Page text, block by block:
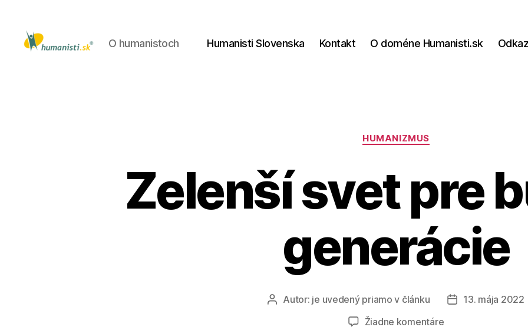
O humanistoch Humanisti Slovenska Kontakt O doméne Humanisti.sk
Kategórie
HUMANIZMUS
Zelenší svet pre
generácie
AutorAutor: je uvedený priamo v článku
Dátum
13. mája 2022
Žiadne komentárena